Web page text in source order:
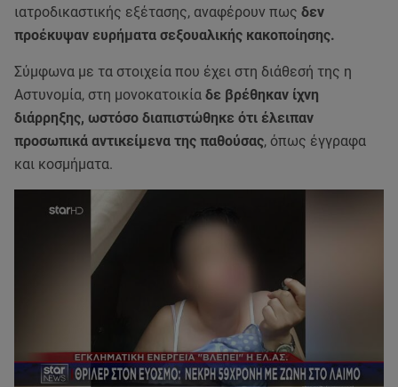
ιατροδικαστικής εξέτασης, αναφέρουν πως δεν
προέκυψαν ευρήματα σεξουαλικής κακοποίησης.
Σύμφωνα με τα στοιχεία που έχει στη διάθεσή της η
Αστυνομία, στη μονοκατοικία δε βρέθηκαν ίχνη
διάρρηξης, ωστόσο διαπιστώθηκε ότι έλειπαν
προσωπικά αντικείμενα της παθούσας, όπως έγγραφα
και κοσμήματα.